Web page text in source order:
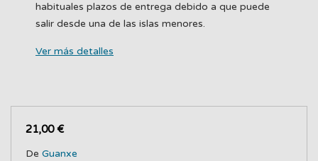
habituales plazos de entrega debido a que puede
salir desde una de las islas menores.
Ver más detalles
21,00 €
De Guanxe